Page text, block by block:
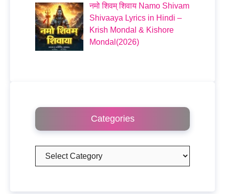
नमो शिवम् शिवाय Namo Shivam
Shivaaya Lyrics in Hindi –
Krish Mondal & Kishore
Mondal(2026)
Categories
Categories